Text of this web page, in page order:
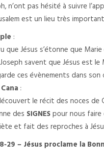
n’ont pas hésité à suivre
est un lieu très
:
que Jésus s’étonne que
savent que Jésus est
ces évènements dans
:
le récit des noces de
des SIGNESpour nous faire
et fait des reproches à
29 – Jésus proclame la